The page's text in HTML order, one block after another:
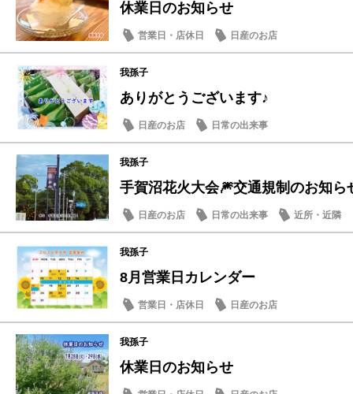
休業日のお知らせ
営業日・店休日 日産のお店
我孫子
ありがとうございます♪
日産のお店 日常の出来事
我孫子
手賀沼花火大会🎆交通規制のお知ら
日産のお店 日常の出来事 近所・近隣
我孫子
8月営業日カレンダー
営業日・店休日 日産のお店
我孫子
休業日のお知らせ